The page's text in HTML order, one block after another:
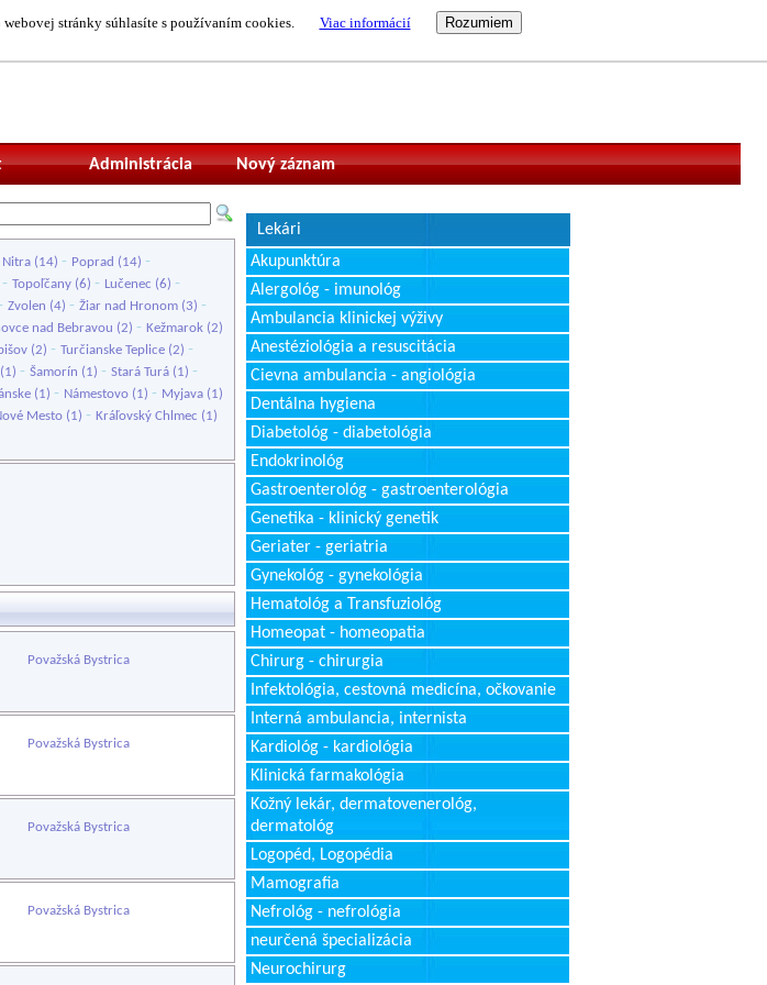
stránky súhlasíte s používaním cookies. Viac informácií
Nový záznam
Administrácia
Nitra (14) - Poprad (14) -
- Topoľčany (6) - Lučenec (6) -
Zvolen (4) - Žiar nad Hronom (3) -
nad Bebravou (2) - Kežmarok (2)
(2) - Turčianske Teplice (2) -
(1) - Šamorín (1) - Stará Turá (1) -
(1) - Námestovo (1) - Myjava (1)
Mesto (1) - Kráľovský Chlmec (1)
Považská Bystrica
Považská Bystrica
Považská Bystrica
Považská Bystrica
Lekári
Akupunktúra
Alergológ - imunológ
Ambulancia klinickej výživy
Anestéziológia a resuscitácia
Cievna ambulancia - angiológia
Dentálna hygiena
Diabetológ - diabetológia
Endokrinológ
Gastroenterológ - gastroenterológia
Genetika - klinický genetik
Geriater - geriatria
Gynekológ - gynekológia
Hematológ a Transfuziológ
Homeopat - homeopatia
Chirurg - chirurgia
Infektológia, cestovná medicína, očkovanie
Interná ambulancia, internista
Kardiológ - kardiológia
Klinická farmakológia
Kožný lekár, dermatovenerológ,
dermatológ
Logopéd, Logopédia
Mamografia
Nefrológ - nefrológia
neurčená špecializácia
Neurochirurg